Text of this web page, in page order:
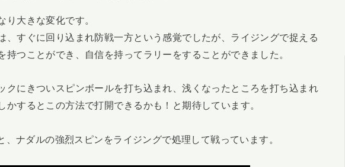
り大きな変化です。
、すぐに回り込まれ防戦一方という感覚でしたが、ライジングで捉える
持つことができ、自信を持ってラリーをすることができました。
クにきついスピンボールを打ち込まれ、浅くなったところを打ち込まれ
かするとこの方法で打開できるかも！と期待しています。
、ナダルの強烈スピンをライジングで処理して戦っています。